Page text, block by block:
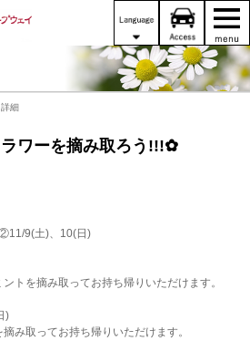
細
ワーを摘み取ろう!!!✿
9(土)、10(日)
)
み取ってお持ち帰りいただけます。
)
てお持ち帰りいただけます。